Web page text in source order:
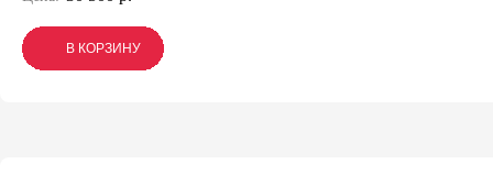
В КОРЗИНУ
В КОРЗИНУ
В КОРЗИНУ